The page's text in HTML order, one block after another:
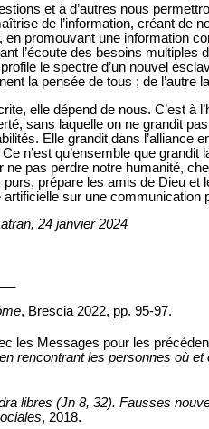
et à d’autres nous
de l’information, créant de
en promouvant une information
l’écoute des besoins multiples
le spectre d’un nouvel
la pensée de tous ; de l’autre
elle dépend de nous. C’est à
sans laquelle on ne grandit
Elle grandit dans l’alliance
n’est qu’ensemble que
ne pas perdre notre humanité,
prépare les amis de Dieu et
artificielle sur une communication
24 janvier 2024
, Brescia 2022, pp. 95-97.
les Messages pour les
rencontrant les personnes où
libres (Jn 8, 32). Fausses
, 2018.